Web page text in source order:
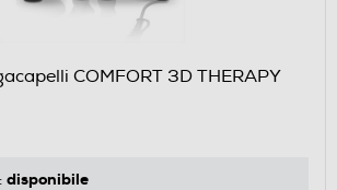
COMFORT 3D THERAPY
disponibile